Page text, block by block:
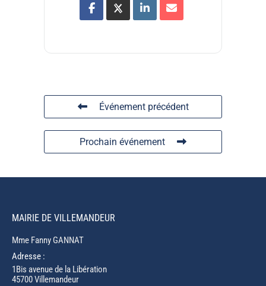
Événement précédent
Prochain événement
MAIRIE DE VILLEMANDEUR
Mme Fanny GANNAT
Adresse :
1Bis avenue de la Libération
45700 Villemandeur